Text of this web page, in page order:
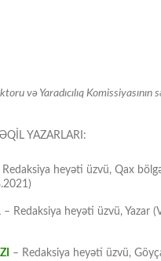
və Yaradıcılıq Komissiyasının
YAZARLARI:
Redaksiya heyəti üzvü, Qax
– Redaksiya heyəti üzvü, Yazar
– Redaksiya heyəti üzvü,